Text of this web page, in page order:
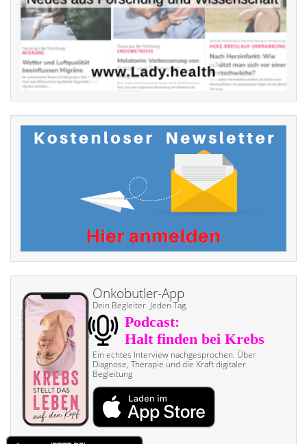
Onkobutler-App
Dein Begleiter. Jeden Tag.
Ein echtes Interview nach­gesprochen. Über
Diagnose, Therapie und die Kraft digitaler
Begleitung